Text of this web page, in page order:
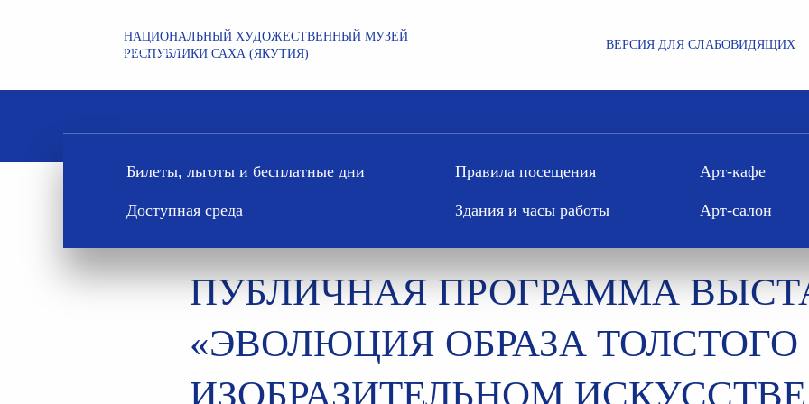
НАЦИОНАЛЬНЫЙ ХУДОЖЕСТВЕННЫЙ МУЗЕЙ
РЕСПУБЛИКИ САХА (ЯКУТИЯ)
ВЕРСИЯ ДЛЯ СЛАБОВИДЯЩИХ
ПОСЕТИТЕЛЯМ
Билеты, льготы и бесплатные дни Правила посещения Арт-кафе
Доступная среда Здания и часы работы Арт-салон
ПУБЛИЧНАЯ ПРОГРАММА
«ЭВОЛЮЦИЯ ОБРАЗА ТОЛСТОГО
ИЗОБРАЗИТЕЛЬНОМ